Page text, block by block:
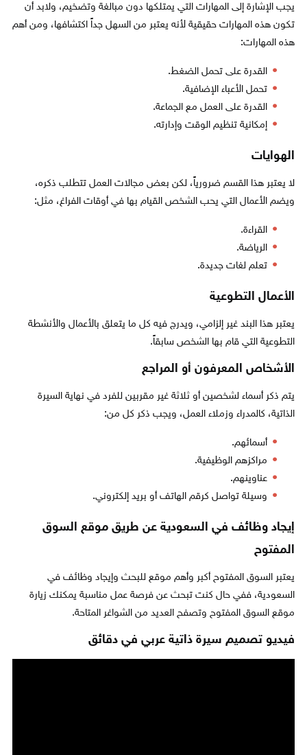
يجب الإشارة إلى المهارات التي يمتلكها دون مبالغة وتضخيم، ولابد أن
تكون هذه المهارات حقيقية لأنه يعتبر من السهل جداً اكتشافها، ومن أهم
هذه المهارات:
القدرة على تحمل الضغط.
تحمل الأعباء الإضافية.
القدرة على العمل مع الجماعة.
إمكانية تنظيم الوقت وإدارته.
الهوايات
لا يعتبر هذا القسم ضرورياً، لكن بعض مجالات العمل تتطلب ذكره،
ويضم الأعمال التي يحب الشخص القيام بها في أوقات الفراغ، مثل:
القراءة.
الرياضة.
تعلم لغات جديدة.
الأعمال التطوعية
يعتبر هذا البند غير إلزامي، ويدرج فيه كل ما يتعلق بالأعمال والأنشطة
التطوعية التي قام بها الشخص سابقاً.
الأشخاص المعرفون أو المراجع
يتم ذكر أسماء لشخصين أو ثلاثة غير مقربين للفرد في نهاية السيرة
الذاتية، كالمدراء وزملاء العمل، ويجب ذكر كل من:
أسمائهم.
مراكزهم الوظيفية.
عناوينهم.
وسيلة تواصل كرقم الهاتف أو بريد إلكتروني.
إيجاد وظائف في السعودية عن طريق موقع السوق
المفتوح
يعتبر السوق المفتوح أكبر وأهم موقع للبحث وإيجاد وظائف في
السعودية، ففي حال كنت تبحث عن فرصة عمل مناسبة يمكنك زيارة
موقع السوق المفتوح وتصفح العديد من الشواغر المتاحة.
فيديو تصميم سيرة ذاتية عربي في دقائق